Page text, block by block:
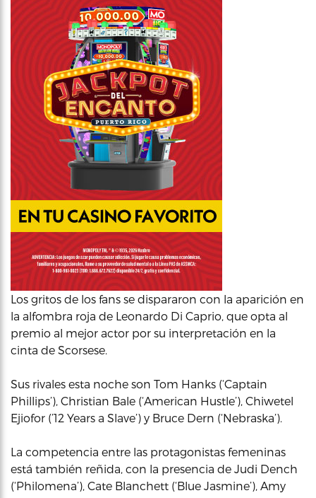
Los gritos de los fans se dispararon con la aparición en
la alfombra roja de Leonardo Di Caprio, que opta al
premio al mejor actor por su interpretación en la
cinta de Scorsese.
Sus rivales esta noche son Tom Hanks (‘Captain
Phillips’), Christian Bale (‘American Hustle’), Chiwetel
Ejiofor (’12 Years a Slave’) y Bruce Dern (‘Nebraska’).
La competencia entre las protagonistas femeninas
está también reñida, con la presencia de Judi Dench
(‘Philomena’), Cate Blanchett (‘Blue Jasmine’), Amy